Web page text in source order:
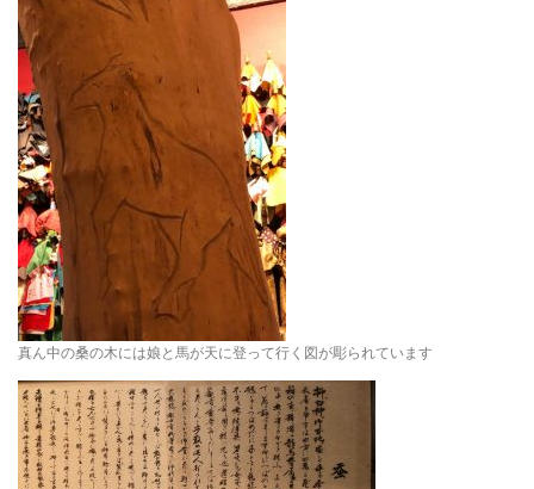
真ん中の桑の木には娘と馬が天に登って行く図が彫られています